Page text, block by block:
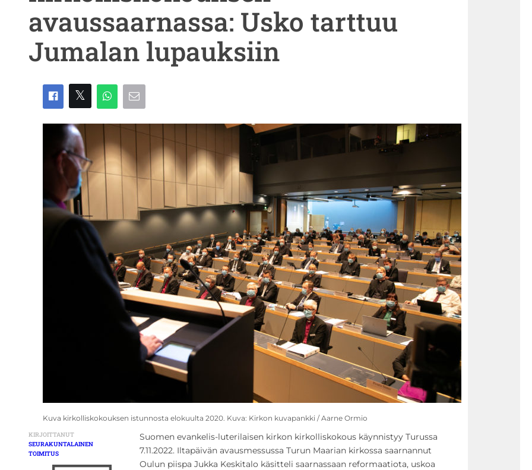
avaussaarnassa: Usko tarttuu
Jumalan lupauksiin
Kuva kirkolliskokouksen istunnosta elokuulta 2020. Kuva: Kirkon kuvapankki / Aarne Ormio
KIRJOITTANUT
SEURAKUNTALAINEN
TOIMITUS
Suomen evankelis-luterilaisen kirkon kirkolliskokous käynnistyy Turussa
7.11.2022. Iltapäivän avausmessussa Turun Maarian kirkossa saarnannut
Oulun piispa Jukka Keskitalo käsitteli saarnassaan reformaatiota, uskoa